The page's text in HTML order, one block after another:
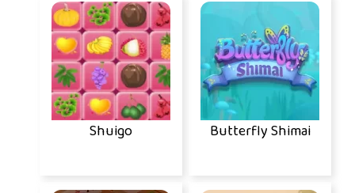
Shuigo Butterfly Shimai